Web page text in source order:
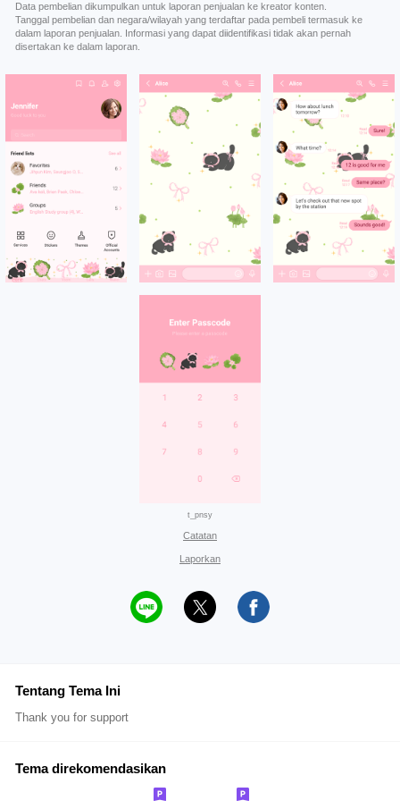
Data pembelian dikumpulkan untuk laporan penjualan ke kreator konten.
Tanggal pembelian dan negara/wilayah yang terdaftar pada pembeli termasuk ke
dalam laporan penjualan. Informasi yang dapat diidentifikasi tidak akan pernah
disertakan ke dalam laporan.
t_pnsy
Catatan
Laporkan
Tentang Tema Ini
Thank you for support
Tema direkomendasikan